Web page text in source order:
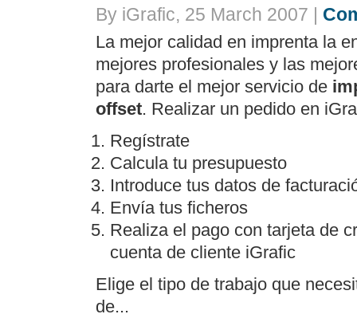
By iGrafic, 25 March 2007 |
La mejor calidad en imprenta la
mejores profesionales y las
para darte el mejor servicio de
offset. Realizar un pedido en
Regístrate
Calcula tu presupuesto
Introduce tus datos de
Envía tus ficheros
Realiza el pago con tarjeta de
cuenta de cliente iGrafic
Elige el tipo de trabajo que
de...